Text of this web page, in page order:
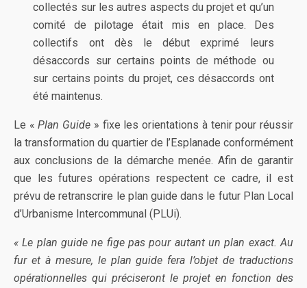
collectés sur les autres aspects du projet et qu’un
comité de pilotage était mis en place. Des
collectifs ont dès le début exprimé leurs
désaccords sur certains points de méthode ou
sur certains points du projet, ces désaccords ont
été maintenus.
Le «Plan Guide » fixe les orientations à tenir pour réussir
la transformation du quartier de l’Esplanade conformément
aux conclusions de la démarche menée. Afin de garantir
que les futures opérations respectent ce cadre, il est
prévu de retranscrire le plan guide dans le futur Plan Local
d’Urbanisme Intercommunal (PLUi).
« Le plan guide ne fige pas pour autant un plan exact. Au
fur et à mesure, le plan guide fera l’objet de traductions
opérationnelles qui préciseront le projet en fonction des